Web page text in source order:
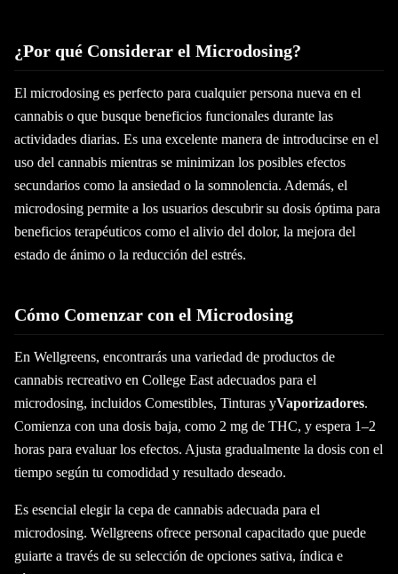
¿Por qué Considerar el Microdosing?
El microdosing es perfecto para cualquier persona nueva en el
cannabis o que busque beneficios funcionales durante las
actividades diarias. Es una excelente manera de introducirse en el
uso del cannabis mientras se minimizan los posibles efectos
secundarios como la ansiedad o la somnolencia. Además, el
microdosing permite a los usuarios descubrir su dosis óptima para
beneficios terapéuticos como el alivio del dolor, la mejora del
estado de ánimo o la reducción del estrés.
Cómo Comenzar con el Microdosing
En Wellgreens, encontrarás una variedad de productos de
cannabis recreativo en College East adecuados para el
microdosing, incluidos Comestibles, Tinturas yVaporizadores.
Comienza con una dosis baja, como 2 mg de THC, y espera 1–2
horas para evaluar los efectos. Ajusta gradualmente la dosis con el
tiempo según tu comodidad y resultado deseado.
Es esencial elegir la cepa de cannabis adecuada para el
microdosing. Wellgreens ofrece personal capacitado que puede
guiarte a través de su selección de opciones sativa, índica e